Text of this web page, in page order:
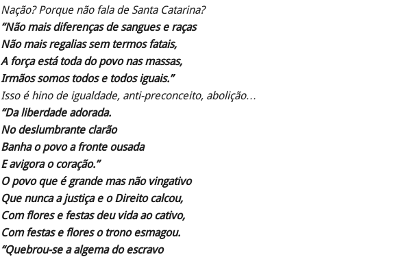
Nação? Porque não fala de Santa Catarina?
“Não mais diferenças de sangues e raças
Não mais regalias sem termos fatais,
A força está toda do povo nas massas,
Irmãos somos todos e todos iguais.”
Isso é hino de igualdade, anti-preconceito, abolição…
“Da liberdade adorada.
No deslumbrante clarão
Banha o povo a fronte ousada
E avigora o coração.”
O povo que é grande mas não vingativo
Que nunca a justiça e o Direito calcou,
Com flores e festas deu vida ao cativo,
Com festas e flores o trono esmagou.
“Quebrou-se a algema do escravo